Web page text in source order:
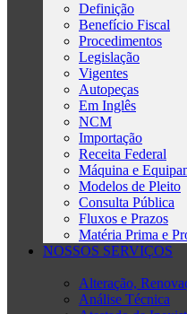
Definição
Benefício Fiscal
Procedimentos
Legislação
Vigentes
Autopeças
Em Inglês
NCM
Importação
Receita Federal
Máquina e
Modelos de Pleito
Consulta Pública
Fluxos e Prazos
Matéria Prima e
NOSSOS SERVIÇOS
Alteração,
Análise Técnica